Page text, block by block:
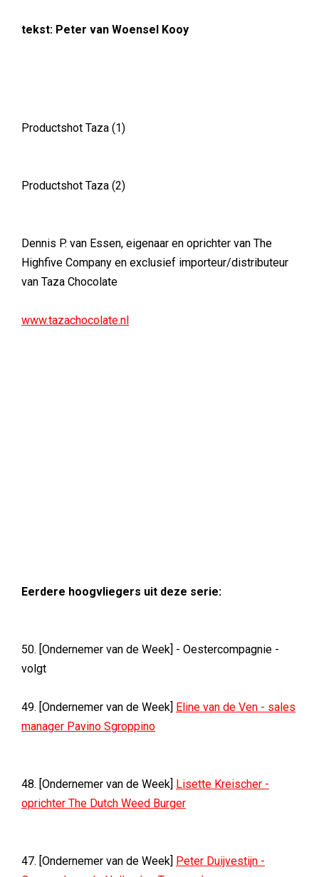
tekst: Peter van Woensel Kooy
Productshot Taza (1)
Productshot Taza (2)
Dennis P. van Essen, eigenaar en oprichter van The
Highfive Company en exclusief importeur/distributeur
van Taza Chocolate
www.tazachocolate.nl
Eerdere hoogvliegers uit deze serie:
50. [Ondernemer van de Week] - Oestercompagnie -
volgt
49. [Ondernemer van de Week] Eline van de Ven - sales
manager Pavino Sgroppino
48. [Ondernemer van de Week] Lisette Kreischer -
oprichter The Dutch Weed Burger
47. [Ondernemer van de Week] Peter Duijvestijn -